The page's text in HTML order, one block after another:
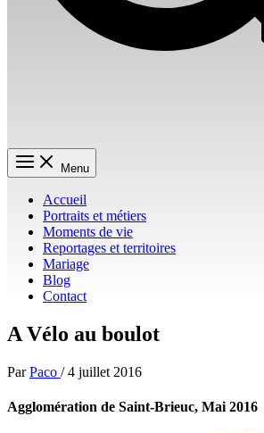
Menu
Accueil
Portraits et métiers
Moments de vie
Reportages et territoires
Mariage
Blog
Contact
A Vélo au boulot
ParPaco /4 juillet 2016
Agglomération de Saint-Brieuc, Mai 2016